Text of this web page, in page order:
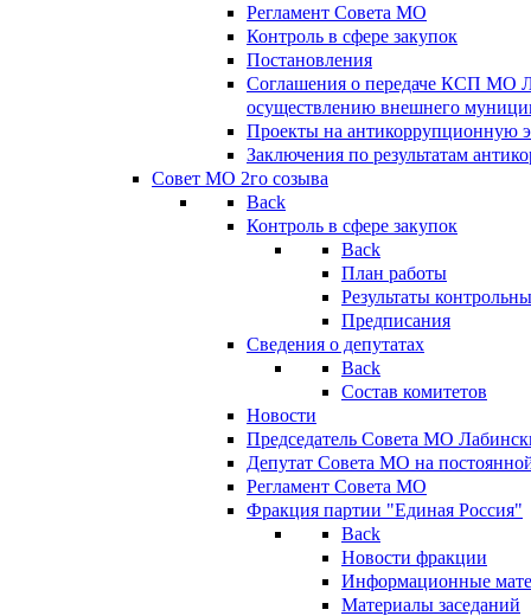
Регламент Совета МО
Контроль в сфере закупок
Постановления
Соглашения о передаче КСП МО
осуществлению внешнего
Проекты на антикоррупционную
Заключения по результатам
Совет МО 2го созыва
Back
Контроль в сфере закупок
Back
План работы
Результаты
Предписания
Сведения о депутатах
Back
Состав комитетов
Новости
Председатель Совета МО
Депутат Совета МО на
Регламент Совета МО
Фракция партии "Единая Россия"
Back
Новости фракции
Информационные
Материалы заседаний